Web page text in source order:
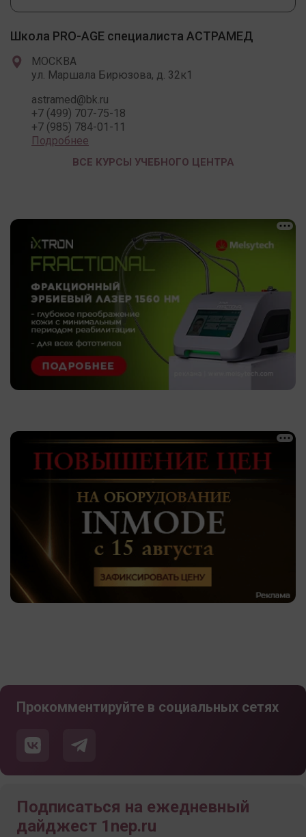
Школа PRO-AGE специалиста АСТРАМЕД
МОСКВА
ул. Маршала Бирюзова, д. 32к1
astramed@bk.ru
+7 (499) 707-75-18
+7 (985) 784-01-11
Подробнее
ВСЕ КУРСЫ УЧЕБНОГО ЦЕНТРА
Прокомментируйте в социальных сетях
Подписаться на ежедневный
дайджест 1nep.ru